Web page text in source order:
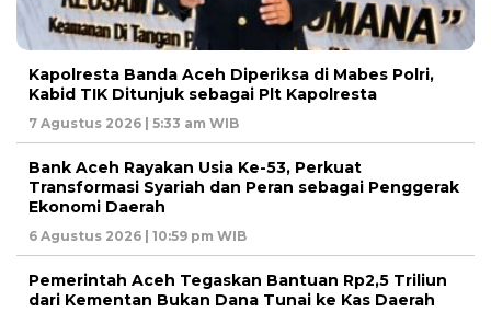
Kapolresta Banda Aceh Diperiksa di Mabes Polri,
Kabid TIK Ditunjuk sebagai Plt Kapolresta
7 Agustus 2026 | 5:33 am WIB
Bank Aceh Rayakan Usia Ke-53, Perkuat
Transformasi Syariah dan Peran sebagai Penggerak
Ekonomi Daerah
6 Agustus 2026 | 10:59 pm WIB
Pemerintah Aceh Tegaskan Bantuan Rp2,5 Triliun
dari Kementan Bukan Dana Tunai ke Kas Daerah